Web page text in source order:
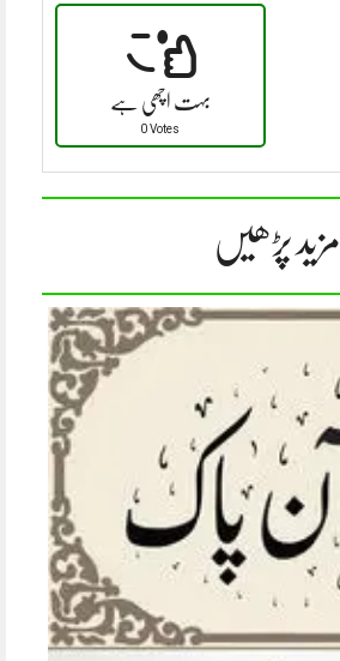
بہت اچھی ہے
0 Votes
مزید پڑھیں